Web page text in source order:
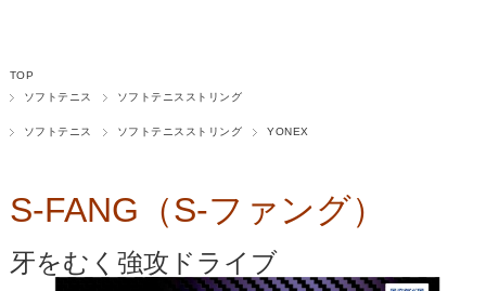
TOP
ソフトテニス
ソフトテニスストリング
ソフトテニス ソフトテニスストリング YONEX
S-FANG（S-ファング）
牙をむく強攻ドライブ